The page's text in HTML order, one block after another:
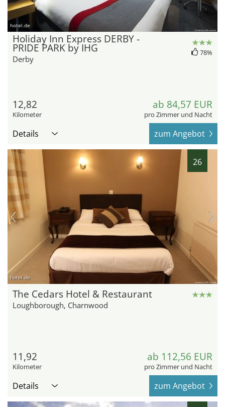
hotel.de
Holiday Inn Express DERBY -
PRIDE PARK by IHG
Derby
78%
12,82
Kilometer
ab 84,57 EUR
pro Zimmer und Nacht
Details zum Angebot
26
hotel.de
The Cedars Hotel & Restaurant
Loughborough, Charnwood
11,92
Kilometer
ab 112,56 EUR
pro Zimmer und Nacht
Details zum Angebot